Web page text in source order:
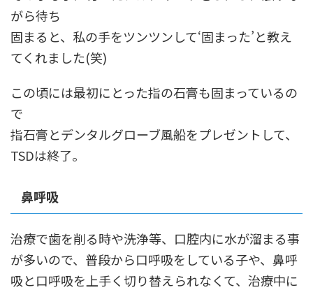
がら待ち
固まると、私の手をツンツンして‘固まった’と教え
てくれました(笑)
この頃には最初にとった指の石膏も固まっているの
で
指石膏とデンタルグローブ風船をプレゼントして、
TSDは終了。
鼻呼吸
治療で歯を削る時や洗浄等、口腔内に水が溜まる事
が多いので、普段から口呼吸をしている子や、鼻呼
吸と口呼吸を上手く切り替えられなくて、治療中に